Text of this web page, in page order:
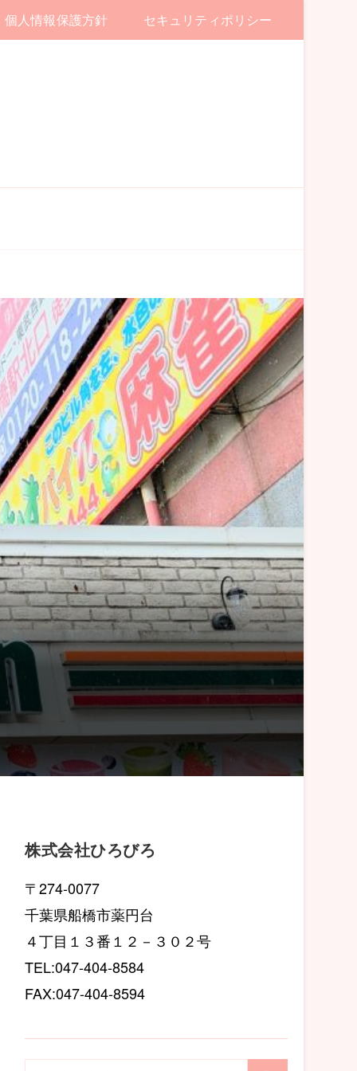
個人情報保護方針 セキュリティポリシー
株式会社ひろびろ
〒274-0077
千葉県船橋市薬円台
４丁目１３番１２－３０２号
TEL:047-404-8584
FAX:047-404-8594